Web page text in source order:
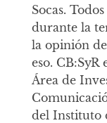
Socas.
durante la
la opinión
eso. CB:SyR
Área de
del Instituto